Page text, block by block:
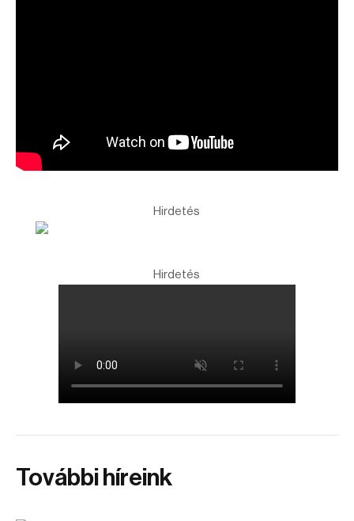
Hirdetés
Hirdetés
További híreink